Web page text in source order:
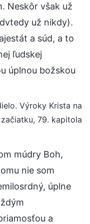
Neskôr však už
už nikdy).
a súd, a to
ľudskej
úplnou božskou
Výroky Krista na
začiatku, 79. kapitola
múdry Boh,
nie som
úplne
a